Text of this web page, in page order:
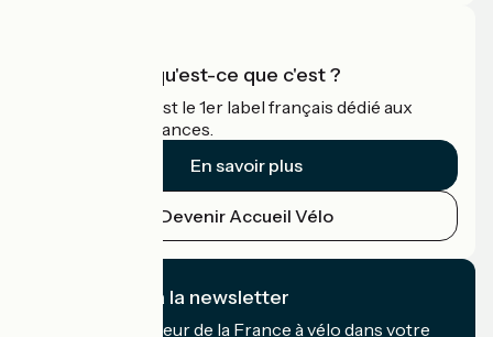
Accueil Vélo qu'est-ce que c'est ?
Accueil Vélo c'est le 1er label français dédié aux
cyclistes en vacances.
En savoir plus
Devenir Accueil Vélo
Je m'abonne à la newsletter
Recevez le meilleur de la France à vélo dans votre